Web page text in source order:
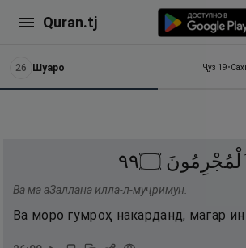
Quran.tj
26 Шуаро Ҷуз 19•
۝٩٩
Ва ма аЗаллана илла-л-муҷримун.
Ва моро гумроҳ накарданд, магар